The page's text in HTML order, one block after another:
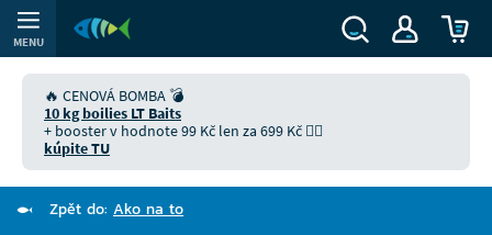
MENU
🔥 CENOVÁ BOMBA 💣
10 kg boilies LT Baits
+ booster v hodnote 99 Kč len za 699 Kč 👉🏻
kúpite TU
Zpět do: Ako na to